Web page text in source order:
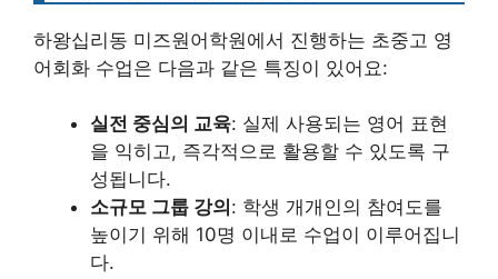
하왕십리동 미즈원어학원에서 진행하는 초중고 영
어회화 수업은 다음과 같은 특징이 있어요:
실전 중심의 교육: 실제 사용되는 영어 표현
을 익히고, 즉각적으로 활용할 수 있도록 구
성됩니다.
소규모 그룹 강의 : 학생 개개인의 참여도를
높이기 위해 10명 이내로 수업이 이루어집니
다.